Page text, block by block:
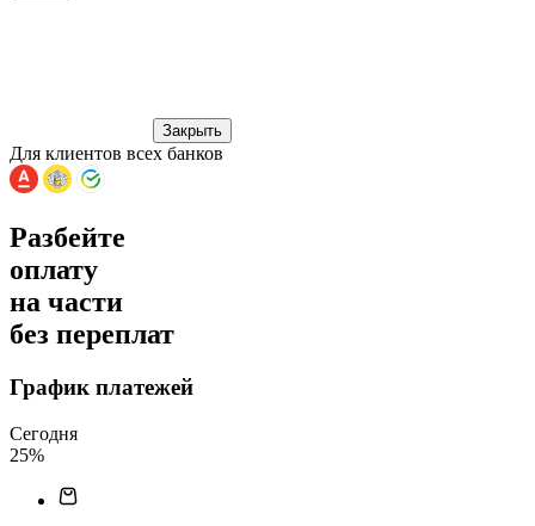
Закрыть
Для клиентов всех банков
Разбейте
оплату
на части
без переплат
График платежей
Сегодня
25%